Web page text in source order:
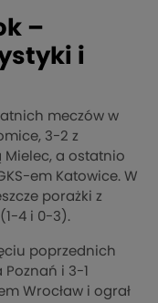
–
i
meczów w
3-2 z
Mielec, a ostatnio
em Katowice. W
porażki z
4 i 0-3).
poprzednich
i 3-1
Wrocław i ograł